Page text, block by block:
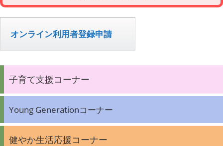
オンライン利用者登録申請
子育て支援コーナー
Young Generationコーナー
健やか生活応援コーナー